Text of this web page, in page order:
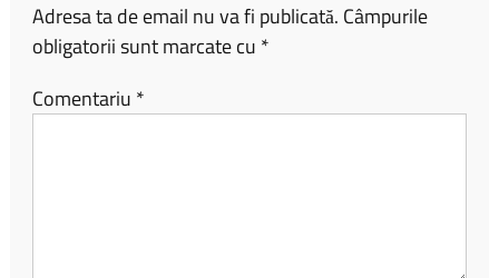
Adresa ta de email nu va fi publicată. Câmpurile
obligatorii sunt marcate cu *
Comentariu *